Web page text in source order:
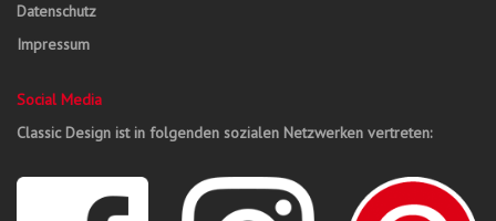
Datenschutz
Impressum
Social Media
Classic Design ist in folgenden sozialen Netzwerken vertreten: